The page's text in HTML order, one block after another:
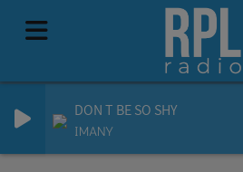
DON T BE SO SHY
IMANY